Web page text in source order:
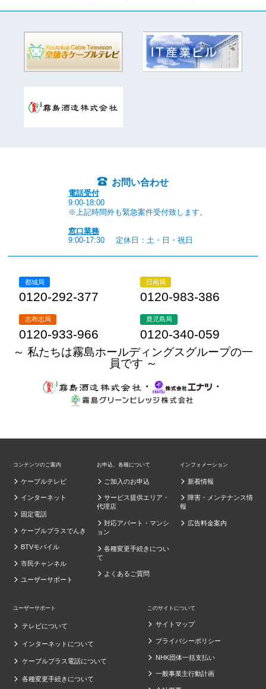
お問い合わせ
電話受付
9:00-18:00
※上記時間外も緊急案件受付致します。
窓口業務
9:00-17:30
定休日：土・日・祝日
都城局
0120-292-377
日南局
0120-983-386
志布志局
0120-933-966
鹿児島局
0120-340-059
～ 私たちは霧島ホールディングスグループの一
員です ～
・
・
コンテンツのご案内
ケーブルテレビ
インターネット
固定電話
ケーブルプラスでんき
BTVモバイル
市民チャンネル
ユーザーサポート
お申込、各種について
ご加入のお申込
サービス提供エリア・
代理店
対応アパート・マンシ
ョン
各種変更手続きについ
て
よくあるご質問
インフォメーション
新着情報
障害・メンテナンス情
報
広告料金案内
ユーザーサポート
テレビについて
インターネットについて
ケーブルプラス電話について
各種変更手続きについて
このサイトについて
サイトマップ
プライバシーポリシー
NHK団体一括支払い
一般事業主行動計画